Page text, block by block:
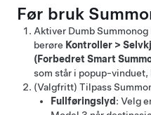
Før bruk
Aktiver Dumb Summonog
berøre Kontroller >
(Forbedret Smart
som står i popup-vinduet,
(Valgfritt) Tilpass
Fullføringslyd : Velg